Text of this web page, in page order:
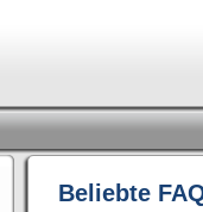
Beliebte